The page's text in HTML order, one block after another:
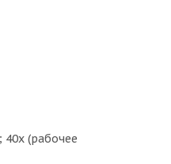
40x (рабочее